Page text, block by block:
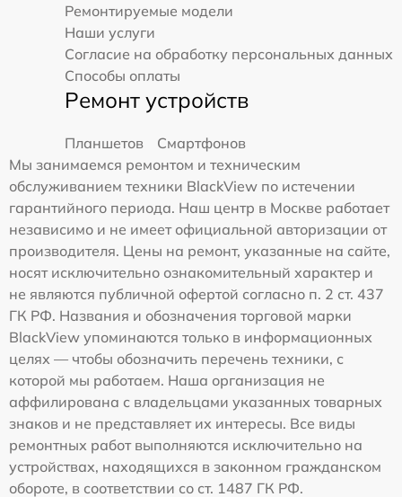
Ремонтируемые модели
Наши услуги
Согласие на обработку персональных данных
Способы оплаты
Ремонт устройств
Планшетов
Смартфонов
Мы занимаемся ремонтом и техническим
обслуживанием техники BlackView по истечении
гарантийного периода. Наш центр в Москве работает
независимо и не имеет официальной авторизации от
производителя. Цены на ремонт, указанные на сайте,
носят исключительно ознакомительный характер и
не являются публичной офертой согласно п. 2 ст. 437
ГК РФ. Названия и обозначения торговой марки
BlackView упоминаются только в информационных
целях — чтобы обозначить перечень техники, с
которой мы работаем. Наша организация не
аффилирована с владельцами указанных товарных
знаков и не представляет их интересы. Все виды
ремонтных работ выполняются исключительно на
устройствах, находящихся в законном гражданском
обороте, в соответствии со ст. 1487 ГК РФ.